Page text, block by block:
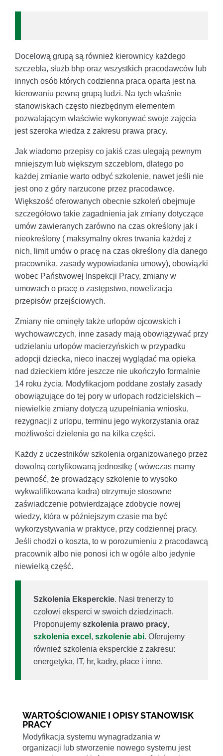
Docelową grupą są również kierownicy każdego
szczebla, służb bhp oraz wszystkich pracodawców lub
innych osób których codzienna praca oparta jest na
kierowaniu pewną grupą ludzi. Na tych właśnie
stanowiskach często niezbędnym elementem
pozwalającym właściwie wykonywać swoje zajęcia
jest szeroka wiedza z zakresu prawa pracy.
Jak wiadomo przepisy co jakiś czas ulegają pewnym
mniejszym lub większym szczeblom, dlatego po
każdej zmianie warto odbyć szkolenie, nawet jeśli nie
jest ono z góry narzucone przez pracodawcę.
Większość oferowanych obecnie szkoleń obejmuje
szczegółowo takie zagadnienia jak zmiany dotyczące
umów zawieranych zarówno na czas określony jak i
nieokreślony ( maksymalny okres trwania każdej z
nich, limit umów o pracę na czas określony dla danego
pracownika, zasady wypowiadania umowy), obowiązki
wobec Państwowej Inspekcji Pracy, zmiany w
umowach o pracę o zastępstwo, nowelizacja
przepisów przejściowych.
Zmiany nie ominęły także urlopów ojcowskich i
wychowawczych, inne zasady mają obowiązywać przy
udzielaniu urlopów macierzyńskich w przypadku
adopcji dziecka, nieco inaczej wyglądać ma opieka
nad dzieckiem które jeszcze nie ukończyło formalnie
14 roku życia. Modyfikacjom poddane zostały zasady
obowiązujące do tej pory w urlopach rodzicielskich –
niewielkie zmiany dotyczą uzupełniania wniosku,
rezygnacji z urlopu, terminu jego wykorzystania oraz
możliwości dzielenia go na kilka części.
Każdy z uczestników szkolenia organizowanego przez
dowolną certyfikowaną jednostkę ( wówczas mamy
pewność, że prowadzący szkolenie to wysoko
wykwalifikowana kadra) otrzymuje stosowne
zaświadczenie potwierdzające zdobycie nowej
wiedzy, która w późniejszym czasie ma być
wykorzystywania w praktyce, przy codziennej pracy.
Jeśli chodzi o koszta, to w porozumieniu z pracodawcą
pracownik albo nie ponosi ich w ogóle albo jedynie
niewielką część.
Szkolenia Eksperckie. Nasi trenerzy to
czołowi eksperci w swoich dziedzinach.
Proponujemy szkolenia prawo pracy,
szkolenia excel , szkolenie abi. Oferujemy
również szkolenia eksperckie z zakresu:
energetyka, IT, hr, kadry, płace i inne.
WARTOŚCIOWANIE I OPISY STANOWISK
PRACY
Modyfikacja systemu wynagradzania w
organizacji lub stworzenie nowego systemu jest